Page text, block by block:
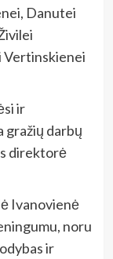
Danutei
Vertinskienei
ir
gražių darbų
direktorė
Ivanovienė
noru
ir